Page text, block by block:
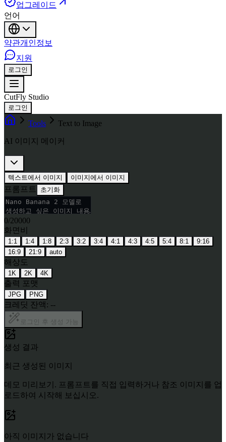
업그레이드
언어
약관개인정보
지원
로그인
CutFly Studio
로그인
Tools Text to Image
AI 이미지 메이커
텍스트에서 이미지 이미지에서 이미지
프롬프트 초기화
0/20000
화면비
1:1 1:4 1:8 2:3 3:2 3:4 4:1 4:3 4:5 5:4 8:1
9:16
16:9
21:9 auto
해상도
1K 2K 4K
출력 포맷
JPG PNG
크레딧 잔액: --
로그인 후 생성 가능
생성 결과
최근 생성된 이미지
데모 미리보기. 프롬프트를 직접 입력하거나 참조 이미지를 업
로드하여 시작해 보십시오.
아직 이미지가 없습니다